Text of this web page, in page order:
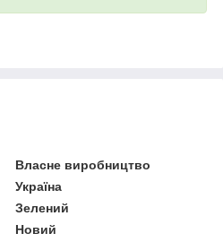
Власне виробництво
Україна
Зелений
Новий